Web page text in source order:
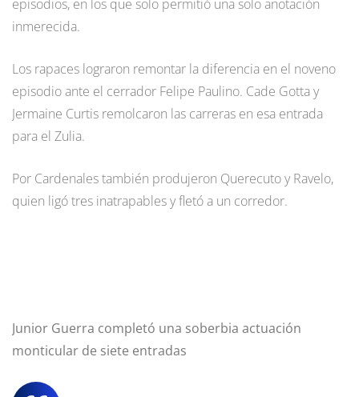
episodios, en los que solo permitió una solo anotación
inmerecida.
Los rapaces lograron remontar la diferencia en el noveno
episodio ante el cerrador Felipe Paulino. Cade Gotta y
Jermaine Curtis remolcaron las carreras en esa entrada
para el Zulia.
Por Cardenales también produjeron Querecuto y Ravelo,
quien ligó tres inatrapables y fletó a un corredor.
Junior Guerra completó una soberbia actuación
monticular de siete entradas